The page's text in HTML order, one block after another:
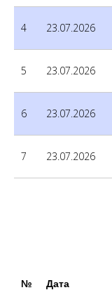
4 23.07.2026
5 23.07.2026
6 23.07.2026
7 23.07.2026
№
Дата